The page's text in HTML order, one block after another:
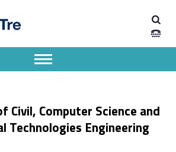
Civil, Computer Science and
Technologies Engineering
Apri il menu secondario